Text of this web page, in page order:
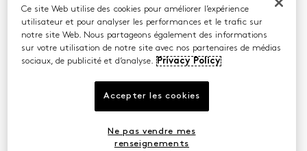
Ce site Web utilise des cookies pour améliorer l’expérience
utilisateur et pour analyser les performances et le trafic sur
notre site Web. Nous partageons également des informations
sur votre utilisation de notre site avec nos partenaires de médias
sociaux, de publicité et d’analyse. Privacy Policy
Accepter les cookies
Ne pas vendre mes
renseignements